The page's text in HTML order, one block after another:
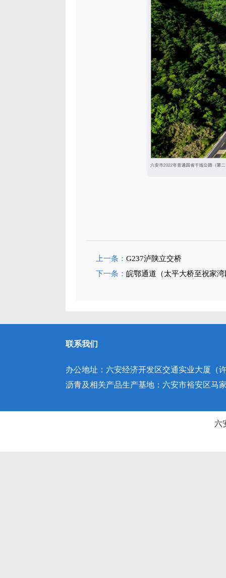
上一条： G237泸陕立交桥
下一条： 皖鄂通道（太平大桥至祝家
联系我们
办公地址：六安经济开发区交通实业大厦（
沥青及相关产品生产基地：六安市裕安区马